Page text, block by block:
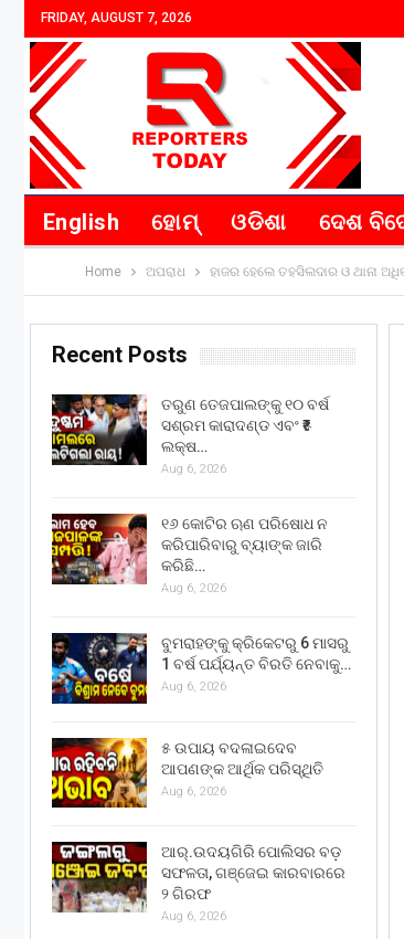
FRIDAY, AUGUST 7, 2026
English ହୋମ୍ ଓଡିଶା ଦେଶ
Home ଅପରାଧ ହାଜର ହେଲେ ତହସିଲଦାର ଓ ଥାନା
Recent Posts
ତରୁଣ ତେଜପାଲଙ୍କୁ ୧୦ ବର୍ଷ
ସଶ୍ରମ କାରାଦଣ୍ଡ ଏବଂ ₹୫
ଲକ୍ଷ…
Aug 6, 2026
୧୬ କୋଟିର ଋଣ ପରିଷୋଧ ନ
କରିପାରିବାରୁ ବ୍ୟାଙ୍କ ଜାରି
କରିଛି…
Aug 6, 2026
ବୁମରାହଙ୍କୁ କ୍ରିକେଟରୁ 6 ମାସରୁ
1 ବର୍ଷ ପର୍ଯ୍ୟନ୍ତ ବିରତି ନେବାକୁ…
Aug 6, 2026
୫ ଉପାୟ ବଦଳାଇଦେବ
ଆପଣଙ୍କ ଆର୍ଥିକ ପରିସ୍ଥିତି
Aug 6, 2026
ଆର୍.ଉଦୟଗିରି ପୋଲିସର ବଡ଼
ସଫଳତା, ଗଞ୍ଜେଇ କାରବାରରେ
୨ ଗିରଫ
Aug 6, 2026